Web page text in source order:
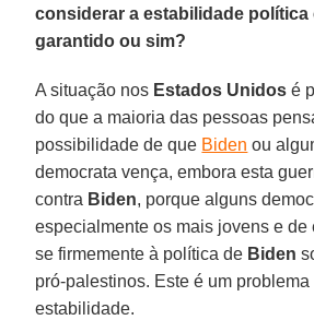
considerar a estabilidade política
garantido ou sim?
A situação nos Estados Unidos é
do que a maioria das pessoas
possibilidade de que Biden ou
democrata vença, embora esta
contra Biden, porque alguns
especialmente os mais jovens e de
se firmemente à política de Biden
pró-palestinos. Este é um problema
estabilidade.